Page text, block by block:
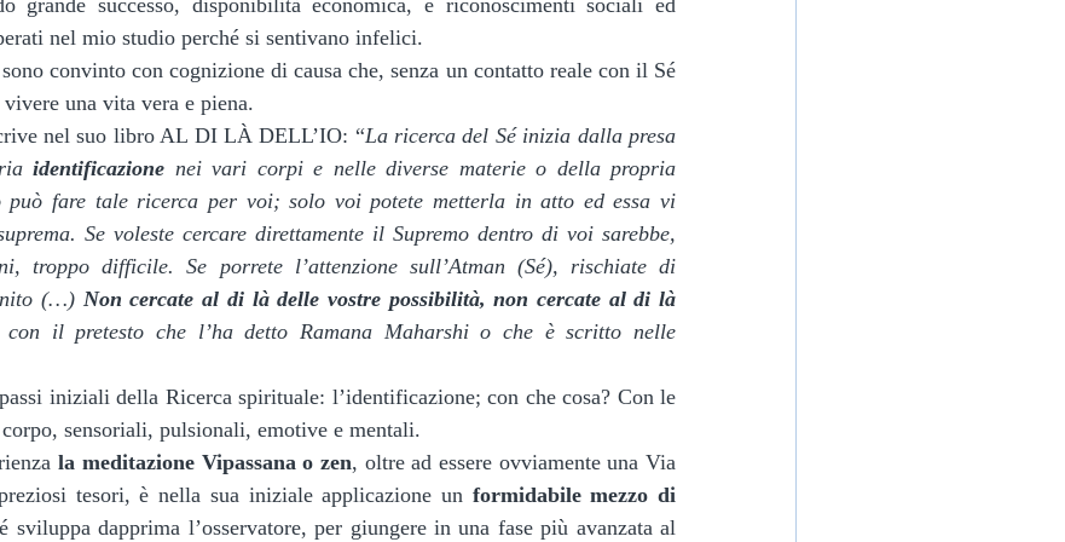
grande successo, disponibilità economica, e riconoscimenti sociali ed
nel mio studio perché si sentivano infelici.
una vita vera e piena.
scrive nel suo libro AL DI LÀ DELL’IO: “
La ricerca del Sé inizia dalla presa
identificazione nei vari corpi e nelle diverse materie o della propria
può fare tale ricerca per voi; solo voi potete metterla in atto ed essa vi
Se voleste cercare direttamente il Supremo dentro di voi sarebbe,
troppo difficile. Se porrete l’attenzione sull’Atman (Sé), rischiate di
(…) Non cercate al di là delle vostre possibilità, non cercate al di là
con il pretesto che l’ha detto Ramana Maharshi o che è scritto nelle
sensoriali, pulsionali, emotive e mentali.
la meditazione Vipassana o zen, oltre ad essere ovviamente una Via
tesori, è nella sua iniziale applicazione un formidabile mezzo di
sviluppa dapprima l’osservatore, per giungere in una fase più avanzata al